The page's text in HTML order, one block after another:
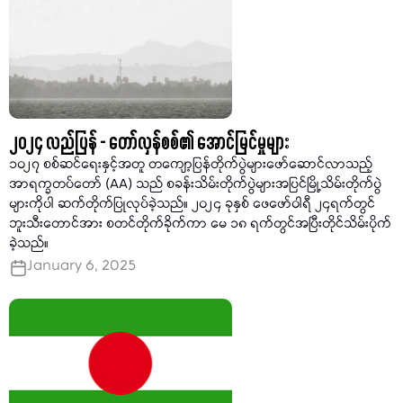
၂၀၂၄ လည်ပြန် - တော်လှန်စစ်၏ အောင်မြင်မှုများ
၁၀၂၇ စစ်ဆင်ရေးနှင့်အတူ တကျော့ပြန်တိုက်ပွဲများဖော်ဆောင်လာသည့်
အာရက္ခတပ်တော် (AA) သည် စခန်းသိမ်းတိုက်ပွဲများအပြင်မြို့သိမ်းတိုက်ပွဲ
များကိုပါ ဆက်တိုက်ပြုလုပ်ခဲ့သည်။ ၂၀၂၄ ခုနှစ် ဖေဖော်ဝါရီ ၂၄ရက်တွင်
ဘူးသီးတောင်အား စတင်တိုက်ခိုက်ကာ မေ ၁၈ ရက်တွင်အပြီးတိုင်သိမ်းပိုက်
ခဲ့သည်။
January 6, 2025